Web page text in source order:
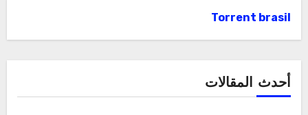
Torrent brasil
أحدث المقالات